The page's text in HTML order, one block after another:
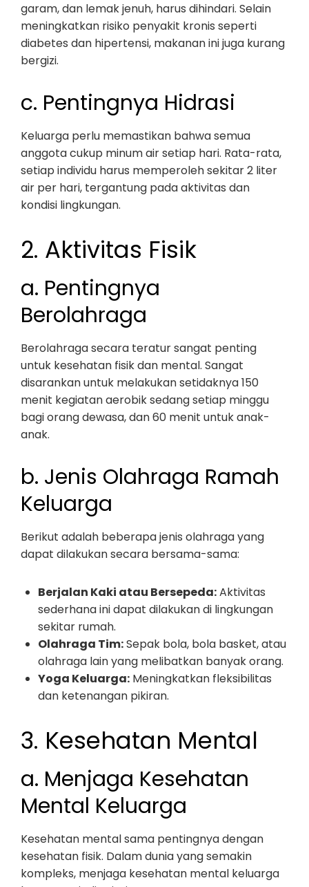
garam, dan lemak jenuh, harus dihindari. Selain
meningkatkan risiko penyakit kronis seperti
diabetes dan hipertensi, makanan ini juga kurang
bergizi.
c. Pentingnya Hidrasi
Keluarga perlu memastikan bahwa semua
anggota cukup minum air setiap hari. Rata-rata,
setiap individu harus memperoleh sekitar 2 liter
air per hari, tergantung pada aktivitas dan
kondisi lingkungan.
2. Aktivitas Fisik
a. Pentingnya
Berolahraga
Berolahraga secara teratur sangat penting
untuk kesehatan fisik dan mental. Sangat
disarankan untuk melakukan setidaknya 150
menit kegiatan aerobik sedang setiap minggu
bagi orang dewasa, dan 60 menit untuk anak-
anak.
b. Jenis Olahraga Ramah
Keluarga
Berikut adalah beberapa jenis olahraga yang
dapat dilakukan secara bersama-sama:
Berjalan Kaki atau Bersepeda:Aktivitas
sederhana ini dapat dilakukan di lingkungan
sekitar rumah.
Olahraga Tim:Sepak bola, bola basket, atau
olahraga lain yang melibatkan banyak orang.
Yoga Keluarga: Meningkatkan fleksibilitas
dan ketenangan pikiran.
3. Kesehatan Mental
a. Menjaga Kesehatan
Mental Keluarga
Kesehatan mental sama pentingnya dengan
kesehatan fisik. Dalam dunia yang semakin
kompleks, menjaga kesehatan mental keluarga